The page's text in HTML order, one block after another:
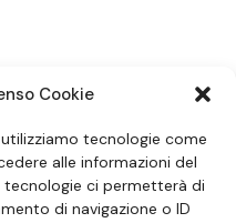
Cookie
tecnologie come
alle informazioni del
ci permetterà di
di navigazione o ID
SOCIAL